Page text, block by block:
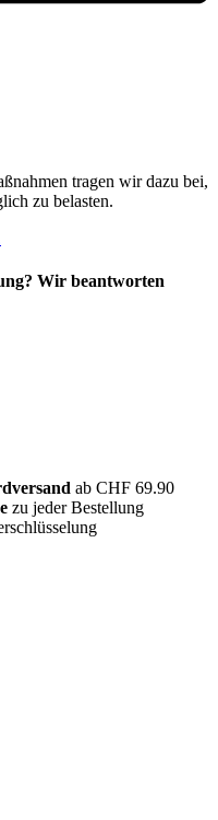
tragen wir dazu bei,
zu belasten.
Wir beantworten
ab CHF 69.90
zu jeder Bestellung